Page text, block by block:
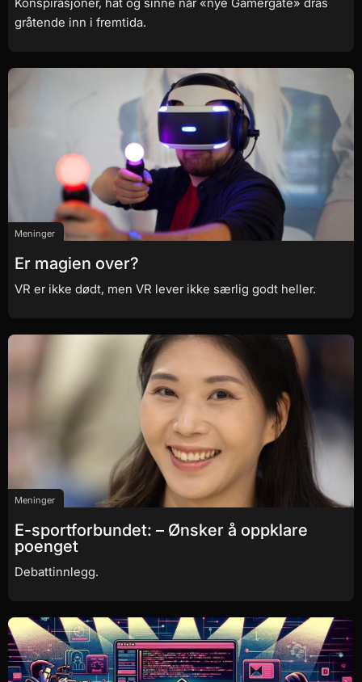
gråtende inn i fremtida.
Meninger
Er magien over?
VR er ikke dødt, men VR lever ikke særlig godt heller.
Meninger
E-sportforbundet: – Ønsker å oppklare
poenget
Debattinnlegg.